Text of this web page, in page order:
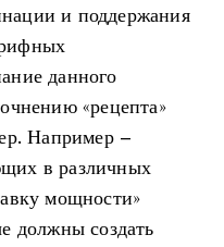
и поддержания
данного
«рецепта»
Например –
в различных
мощности»
должны создать